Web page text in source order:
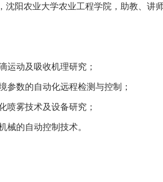
，沈阳农业大学农业工程学院，助教、讲师
运动及吸收机理研究；
参数的自动化远程检测与控制；
喷雾技术及设备研究；
械的自动控制技术。